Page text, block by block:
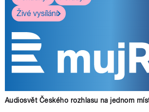
Živé vysílání
Audiosvět Českého rozhlasu na jednom